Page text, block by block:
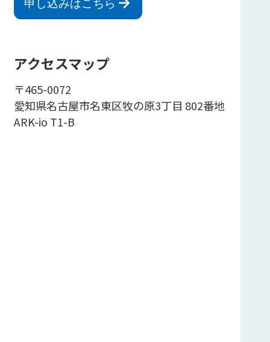
申し込みはこちら
アクセスマップ
〒465-0072
愛知県名古屋市名東区牧の原3丁目 802番地
ARK-io T1-B